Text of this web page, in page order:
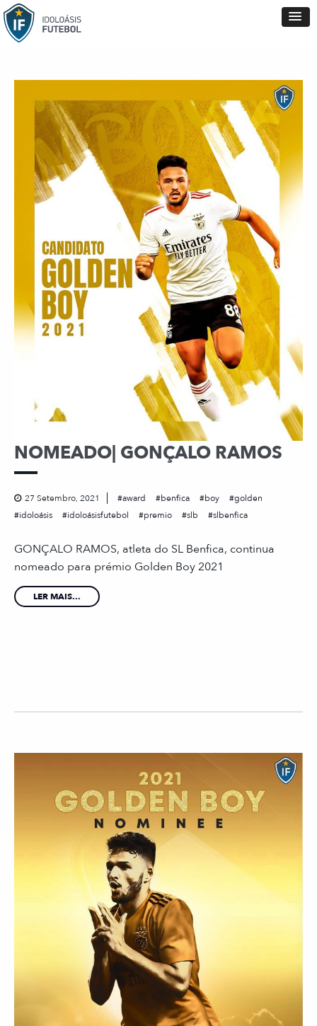
NOMEADO| GONÇALO RAMOS
27 Setembro, 2021 award benfica boy
golden
idoloásis
idoloásisfutebol premio slb slbenfica
GONÇALO RAMOS, atleta do SL Benfica, continua
nomeado para prémio Golden Boy 2021
LER MAIS...